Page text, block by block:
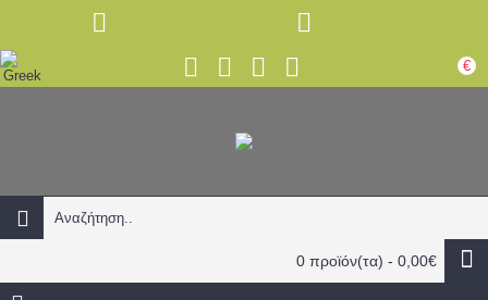
€
0 προϊόν(τα) - 0,00€